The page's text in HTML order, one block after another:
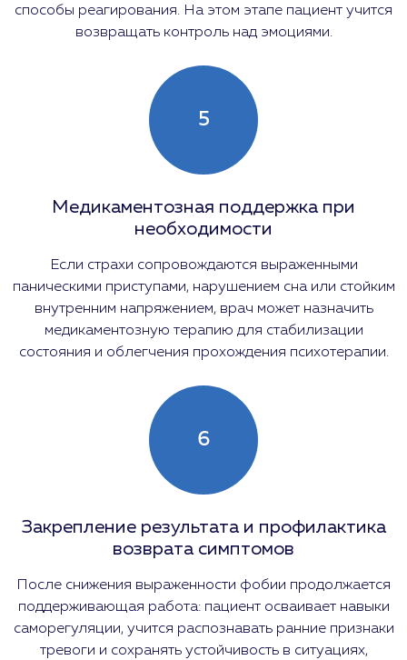
способы реагирования. На этом этапе пациент учится
возвращать контроль над эмоциями.
5
Медикаментозная поддержка при
необходимости
Если страхи сопровождаются выраженными
паническими приступами, нарушением сна или стойким
внутренним напряжением, врач может назначить
медикаментозную терапию для стабилизации
состояния и облегчения прохождения психотерапии.
6
Закрепление результата и профилактика
возврата симптомов
После снижения выраженности фобии продолжается
поддерживающая работа: пациент осваивает навыки
саморегуляции, учится распознавать ранние признаки
тревоги и сохранять устойчивость в ситуациях,